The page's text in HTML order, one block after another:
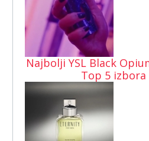
Najbolji YSL Black
Top 5 izbora